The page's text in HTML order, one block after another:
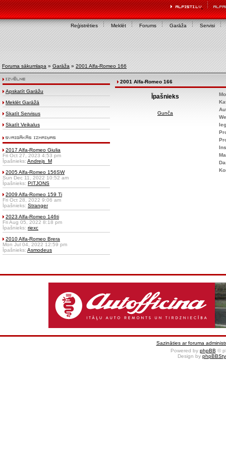
Reģistrēties Meklēt Forums Garāža Servisi
Foruma sākumlapa » Garāža » 2001 Alfa-Romeo 166
Apskatīt Garāžu
Meklēt Garāžā
Skatīt Servisus
Skatīt Veikalus
2017 Alfa-Romeo Giulia
Fri Oct 27, 2023 4:53 pm
Īpašnieks: Andrejs_M
2005 Alfa-Romeo 156SW
Sun Dec 11, 2022 10:52 am
Īpašnieks: PITJONS
2009 Alfa-Romeo 159 Ti
Fri Oct 28, 2022 9:06 am
Īpašnieks: Stranger
2023 Alfa-Romeo 146ti
Fri Aug 05, 2022 8:18 pm
Īpašnieks: riexc
2010 Alfa-Romeo Brera
Mon Jul 04, 2022 12:59 pm
Īpašnieks: Asmodeus
2001 Alfa-Romeo 166
Īpašnieks
Gunča
Sazināties ar foruma
Powered by phpBB ©
Design by